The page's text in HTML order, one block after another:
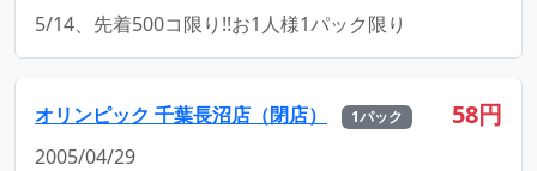
5/14、先着500コ限り!!お1人様1パック限り
オリンピック 千葉長沼店（閉店） 1パック 58円
2005/04/29